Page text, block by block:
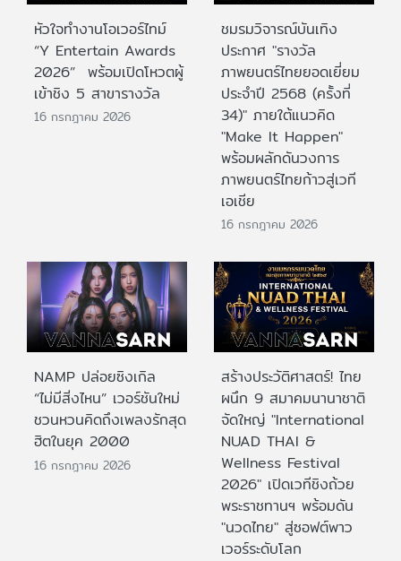
หัวใจทำงานโอเวอร์ไทม์
“Y Entertain Awards
2026” พร้อมเปิดโหวตผู้
เข้าชิง 5 สาขารางวัล
16 กรกฎาคม 2026
ชมรมวิจารณ์บันเทิง
ประกาศ "รางวัล
ภาพยนตร์ไทยยอดเยี่ยม
ประจําปี 2568 (ครั้งที่
34)" ภายใต้แนวคิด
"Make It Happen"
พร้อมผลักดันวงการ
ภาพยนตร์ไทยก้าวสู่เวที
เอเชีย
16 กรกฎาคม 2026
NAMP ปล่อยซิงเกิล
“ไม่มีสิ่งไหน” เวอร์ชันใหม่
ชวนหวนคิดถึงเพลงรักสุด
ฮิตในยุค 2000
16 กรกฎาคม 2026
สร้างประวัติศาสตร์! ไทย
ผนึก 9 สมาคมนานาชาติ
จัดใหญ่ "International
NUAD THAI &
Wellness Festival
2026" เปิดเวทีชิงถ้วย
พระราชทานฯ พร้อมดัน
"นวดไทย" สู่ซอฟต์พาว
เวอร์ระดับโลก